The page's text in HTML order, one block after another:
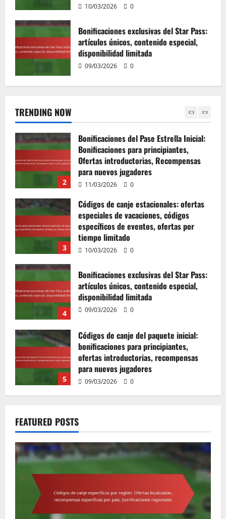
10/03/2026 0
Bonificaciones exclusivas del Star Pass:
artículos únicos, contenido especial,
disponibilidad limitada
09/03/2026 0
TRENDING NOW
1
Códigos de canje específicos por región:
específicas por país, bonificaciones
regionales
11/03/2026 0
2
Bonificaciones para principiantes,
3
Códigos de canje estacionales: ofertas
especiales de vacaciones, códigos
específicos de eventos, ofertas por
tiempo limitado
10/03/2026 0
4
Bonificaciones exclusivas del Star Pass:
artículos únicos, contenido especial,
disponibilidad limitada
09/03/2026
5
Códigos de canje del paquete inicial:
bonificaciones para principiantes,
ofertas introductorias, recompensas
para nuevos jugadores
1
Códigos de canje específicos por región:
Ofertas localizadas, recompensas
específicas por país, bonificaciones
regionales
11/03/2026 0
2
Ofertas introductorias, Recompensas
para nuevos jugadores
11/03/2026
Códigos de canje estacionales: ofertas
especiales de vacaciones, códigos
específicos de eventos, ofertas por
tiempo limitado
10/03/2026 0
FEATURED POSTS